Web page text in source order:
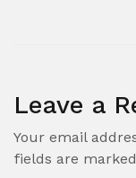
Leave a
Your email
fields are marked